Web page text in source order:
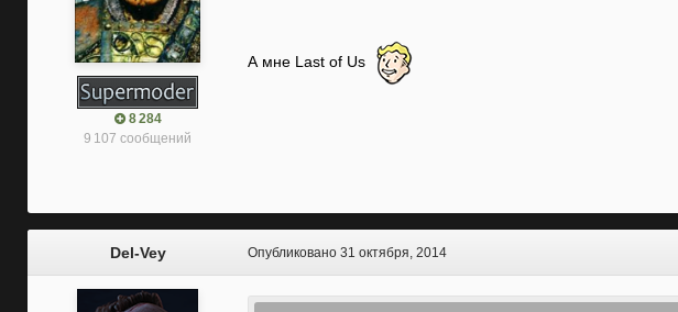
8 284
9 107 сообщений
А мне Last of Us
Del-Vey Опубликовано 31 октября, 2014